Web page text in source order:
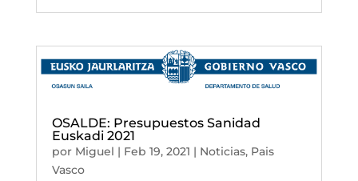
OSALDE: Presupuestos Sanidad
Euskadi 2021
por Miguel | Feb 19, 2021 | Noticias, Pais
Vasco